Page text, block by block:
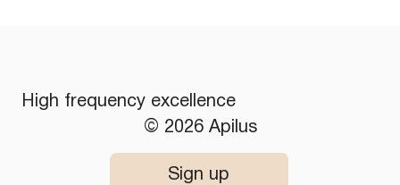
High frequency excellence
© 2026 Apilus
Sign up